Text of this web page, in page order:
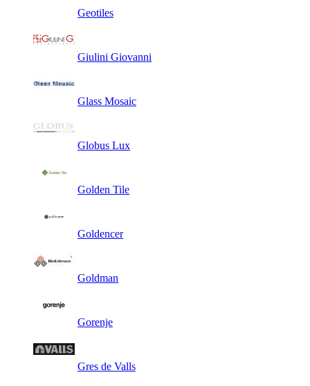
Geotiles
Giulini Giovanni
Glass Mosaic
Globus Lux
Golden Tile
Goldencer
Goldman
Gorenje
Gres de Valls